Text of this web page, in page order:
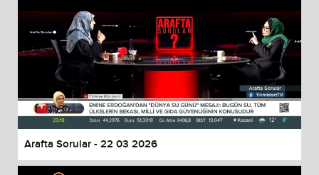
Arafta Sorular - 22 03 2026